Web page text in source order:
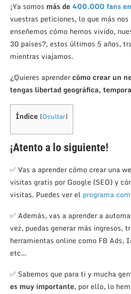
¡Ya somos más de 400.000 fans
vuestras peticiones, lo que más nos
enseñemos cómo hemos vivido,
30 países?, estos últimos 5 años,
mientras viajamos.
¿Quieres aprendercómo crear un
tengas libertad geográfica,
Índice [Ocultar]
¡Atento a lo siguiente!
✅ Vas a aprender cómo crear una
visitas gratis por Google (SEO) y
visitas. Puedes ver el programa
✅ Además, vas a aprender a
vez, puedas generar más ingresos,
herramientas online como FB Ads,
etc…
✅ Sabemos que para ti y mucha
es muy importante, por ello, lo